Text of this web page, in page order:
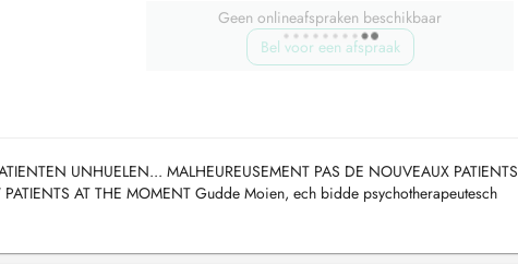
Geen onlineafspraken beschikbaar
Bel voor een afspraak
UNHUELEN... MALHEUREUSEMENT PAS DE NOUVEAUX PATIENTS
AT THE MOMENT Gudde Moien, ech bidde psychotherapeutesch
am Eenzel- oder Familljesetting stattfann...